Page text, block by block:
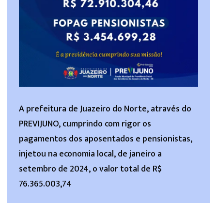
A prefeitura de Juazeiro do Norte, através do
PREVIJUNO, cumprindo com rigor os
pagamentos dos aposentados e pensionistas,
injetou na economia local, de janeiro a
setembro de 2024, o valor total de R$
76.365.003,74